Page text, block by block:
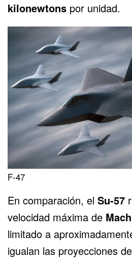
kilonewtons por unidad.
F-47
En comparación, el Su-57
velocidad máxima de
limitado a
igualan las proyecciones